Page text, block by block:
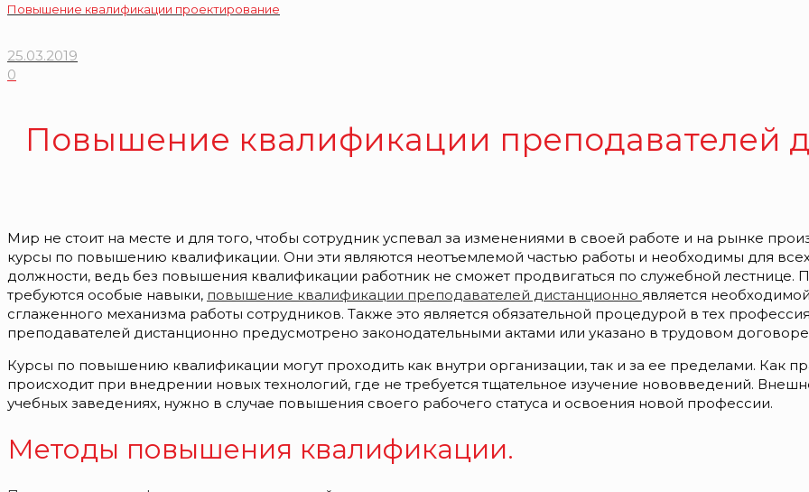
Повышение квалификации проектирование
25.03.2019
0
Повышение квалификации преподавателей
Мир не стоит на месте и для того, чтобы сотрудник успевал за изменениями в своей работе и на рынке
курсы по повышению квалификации. Они эти являются неотъемлемой частью работы и необходимы для
должности, ведь без повышения квалификации работник не сможет продвигаться по служебной лестнице.
требуются особые навыки, повышение квалификации преподавателей дистанционно является
сглаженного механизма работы сотрудников. Также это является обязательной процедурой в тех
преподавателей дистанционно предусмотрено законодательными актами или указано в трудовом
Курсы по повышению квалификации могут проходить как внутри организации, так и за ее пределами. Как
происходит при внедрении новых технологий, где не требуется тщательное изучение нововведений.
учебных заведениях, нужно в случае повышения своего рабочего статуса и освоения новой профессии.
Методы повышения квалификации.